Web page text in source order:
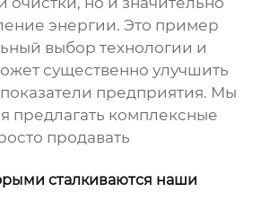
энергии. Это пример
выбор технологии и
существенно улучшить
предприятия. Мы
предлагать комплексные
продавать
сталкиваются наши